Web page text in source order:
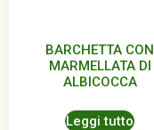
BARCHETTA CON
MARMELLATA DI
ALBICOCCA
Leggi tutto